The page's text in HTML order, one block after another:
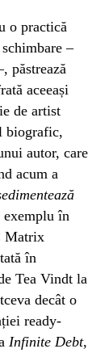
o practică
–
păstrează
aceeași
de artist
biografic,
autor, care
acum a
în
Matrix
în
Tea Vindt la
decât o
ready-
Infinite Debt,